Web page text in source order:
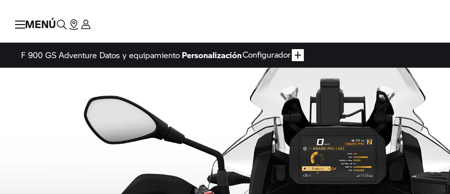
MENÚ
F 900 GS Adventure Datos y equipamiento PersonalizaciónConfigurador